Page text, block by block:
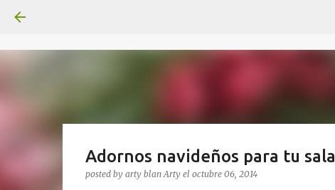
Adornos navideños para tu sala
posted by arty blanArty el octubre 06, 2014